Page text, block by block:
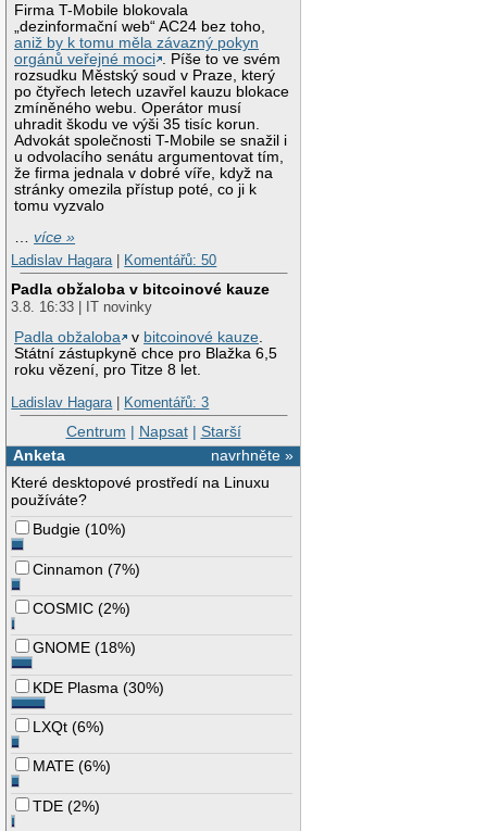
Firma T-Mobile blokovala
„dezinformační web“ AC24 bez toho,
aniž by k tomu měla závazný pokyn
orgánů veřejné moci
. Píše to ve svém
rozsudku Městský soud v Praze, který
po čtyřech letech uzavřel kauzu blokace
zmíněného webu. Operátor musí
uhradit škodu ve výši 35 tisíc korun.
Advokát společnosti T-Mobile se snažil i
u odvolacího senátu argumentovat tím,
že firma jednala v dobré víře, když na
stránky omezila přístup poté, co ji k
tomu vyzvalo
…více »
Ladislav Hagara| Komentářů: 50
Padla obžaloba v bitcoinové kauze
3.8. 16:33 | IT novinky
Padla obžaloba
v bitcoinové kauze.
Státní zástupkyně chce pro Blažka 6,5
roku vězení, pro Titze 8 let.
Ladislav Hagara| Komentářů: 3
Centrum | Napsat| Starší
navrhněte »
Anketa
Které desktopové prostředí na Linuxu
používáte?
Budgie (10%)
Cinnamon (7%)
COSMIC (2%)
GNOME (18%)
KDE Plasma (30%)
LXQt (6%)
MATE (6%)
TDE (2%)